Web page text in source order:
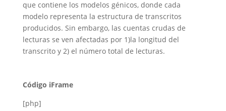
que contiene los modelos génicos, donde cada
modelo representa la estructura de transcritos
producidos. Sin embargo, las cuentas crudas de
lecturas se ven afectadas por1)la longitud del
transcrito y 2) el número total de lecturas.
Código iFrame
[php]